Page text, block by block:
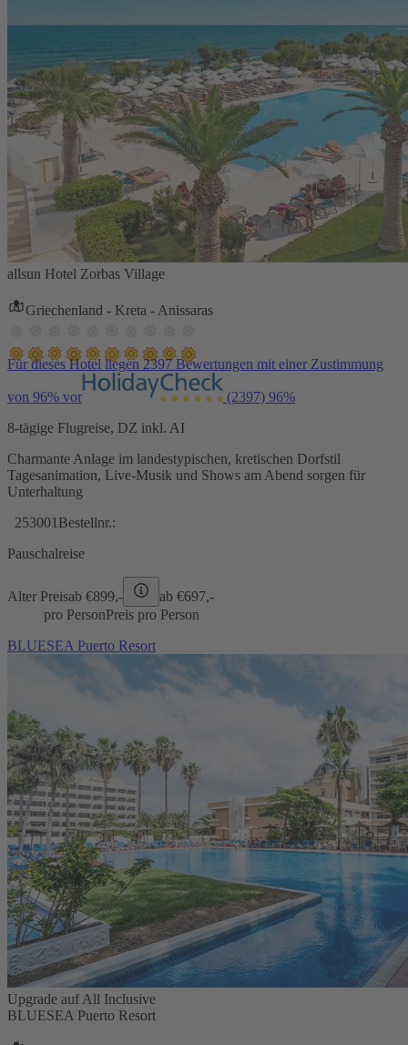
allsun Hotel Zorbas Village
Griechenland - Kreta - Anissaras
Für dieses Hotel liegen 2397 Bewertungen mit einer Zustimmung
von 96% vor (2397) 96%
8-tägige Flugreise, DZ inkl. AI
Charmante Anlage im landestypischen, kretischen Dorfstil
Tagesanimation, Live-Musik und Shows am Abend sorgen für
Unterhaltung
253001 Bestellnr.:
Pauschalreise
Alter Preisab €899,- ab €697,-
pro PersonPreis pro Person
BLUESEA Puerto Resort
Upgrade auf All Inclusive
BLUESEA Puerto Resort